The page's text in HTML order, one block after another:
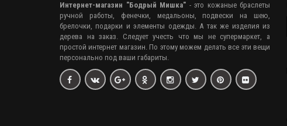
Интернет-магазин "Бодрый Мишка" - это кожаные браслеты
ручной работы, фенечки, медальоны, подвески на шею,
брелочки, подарки и элементы одежды. А так же изделия из
дерева на заказ. Следует учесть что мы не супермаркет, а
простой интернет магазин. По этому можем делать все эти вещи
персонально под ваши габариты.